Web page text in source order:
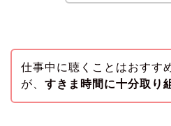
仕事中に聴くことはおすす
が、 すきま時間に十分取り